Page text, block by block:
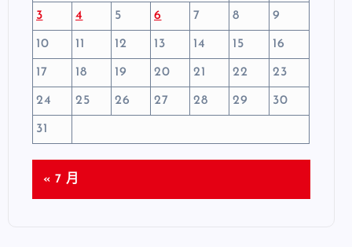
3 4 5 6 7 8 9
10 11 12 13 14 15 16
17 18 19 20 21 22 23
24 25 26 27 28 29 30
31
« 7 月